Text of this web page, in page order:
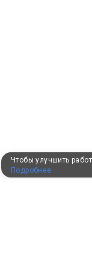
Чтобы улучшить
Подробнее